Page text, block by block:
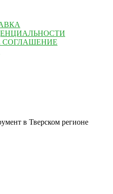
СОГЛАШЕНИЕ
в Тверском регионе